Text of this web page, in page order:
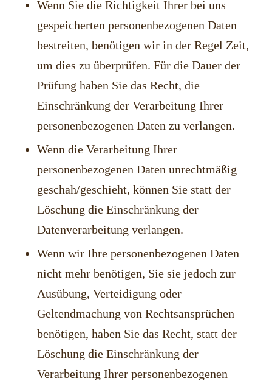
Wenn Sie die Richtigkeit Ihrer bei uns
gespeicherten personenbezogenen Daten
bestreiten, benötigen wir in der Regel Zeit,
um dies zu überprüfen. Für die Dauer der
Prüfung haben Sie das Recht, die
Einschränkung der Verarbeitung Ihrer
personenbezogenen Daten zu verlangen.
Wenn die Verarbeitung Ihrer
personenbezogenen Daten unrechtmäßig
geschah/geschieht, können Sie statt der
Löschung die Einschränkung der
Datenverarbeitung verlangen.
Wenn wir Ihre personenbezogenen Daten
nicht mehr benötigen, Sie sie jedoch zur
Ausübung, Verteidigung oder
Geltendmachung von Rechtsansprüchen
benötigen, haben Sie das Recht, statt der
Löschung die Einschränkung der
Verarbeitung Ihrer personenbezogenen